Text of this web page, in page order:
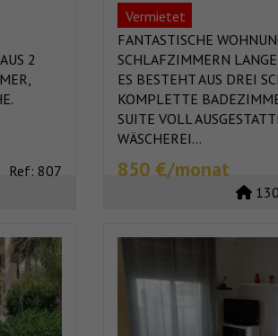
2
Ref: 807
Vermietet
FANTASTISCHE
SCHLAFZIMMERN
ES BESTEHT AUS DREI
KOMPLETTE
SUITE VOLL
WÄSCHEREI...
850 €/monat